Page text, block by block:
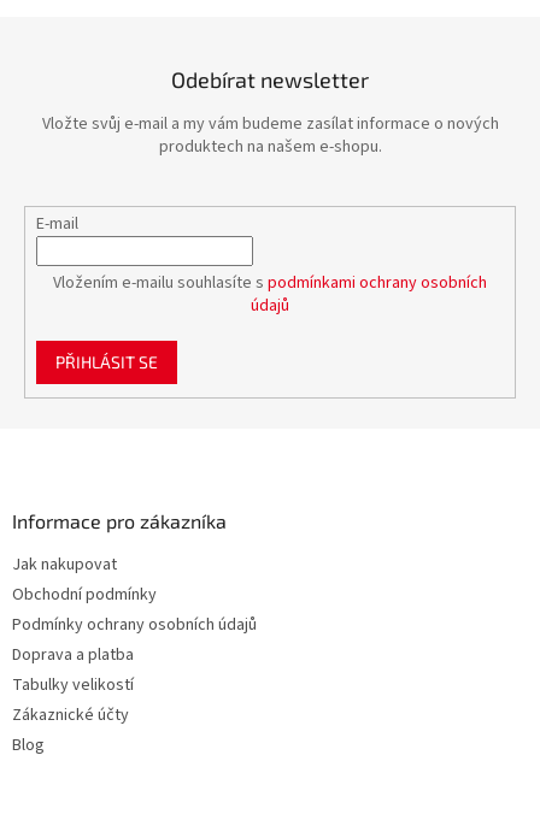
d
a
c
í
v
v
ý
p
u
Odebírat newsletter
Vložte svůj e-mail a my vám budeme zasílat informace o nových
produktech na našem e-shopu.
E-mail
Vložením e-mailu souhlasíte s podmínkami ochrany osobních
údajů
PŘIHLÁSIT SE
Informace pro zákazníka
Jak nakupovat
Obchodní podmínky
Podmínky ochrany osobních údajů
Doprava a platba
Tabulky velikostí
Zákaznické účty
Blog